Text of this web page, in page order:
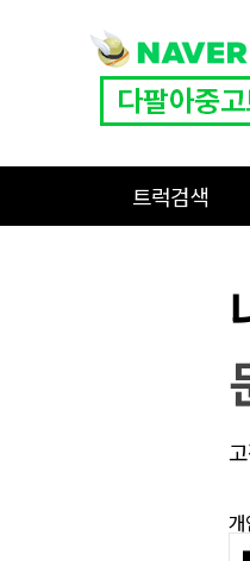
트럭검색